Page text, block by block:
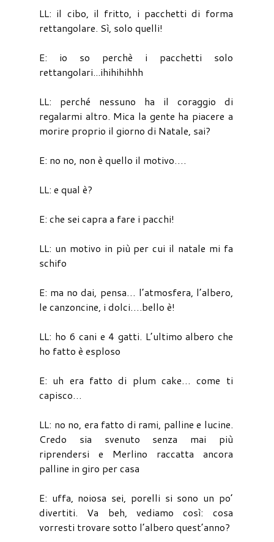
LL: il cibo, il fritto, i pacchetti di forma
rettangolare. Sì, solo quelli!
E: io so perchè i pacchetti solo
rettangolari...ihihihihhh
LL: perché nessuno ha il coraggio di
regalarmi altro. Mica la gente ha piacere a
morire proprio il giorno di Natale, sai?
E: no no, non è quello il motivo….
LL: e qual è?
E: che sei capra a fare i pacchi!
LL: un motivo in più per cui il natale mi fa
schifo
E: ma no dai, pensa… l’atmosfera, l’albero,
le canzoncine, i dolci….bello è!
LL: ho 6 cani e 4 gatti. L’ultimo albero che
ho fatto è esploso
E: uh era fatto di plum cake… come ti
capisco…
LL: no no, era fatto di rami, palline e lucine.
Credo sia svenuto senza mai più
riprendersi e Merlino raccatta ancora
palline in giro per casa
E: uffa, noiosa sei, porelli si sono un po’
divertiti. Va beh, vediamo così: cosa
vorresti trovare sotto l’albero quest’anno?